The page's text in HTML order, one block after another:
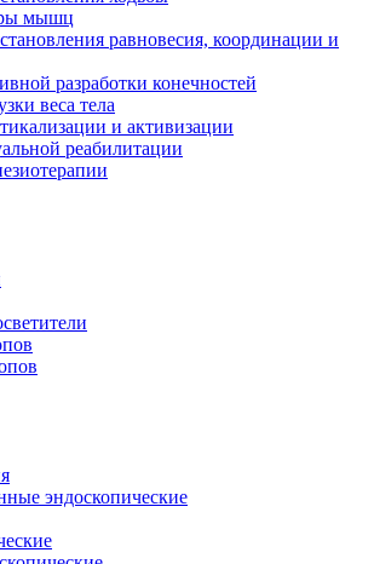
мышц
равновесия, координации и
разработки конечностей
веса тела
и активизации
реабилитации
эндоскопические